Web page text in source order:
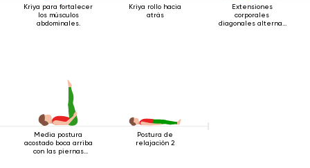
Kriya para fortalecer
los músculos
abdominales.
Kriya rollo hacia
atrás
Extensiones
corporales
diagonales alternas
Media postura
acostado boca arriba
con las piernas
Postura de
relajación 2